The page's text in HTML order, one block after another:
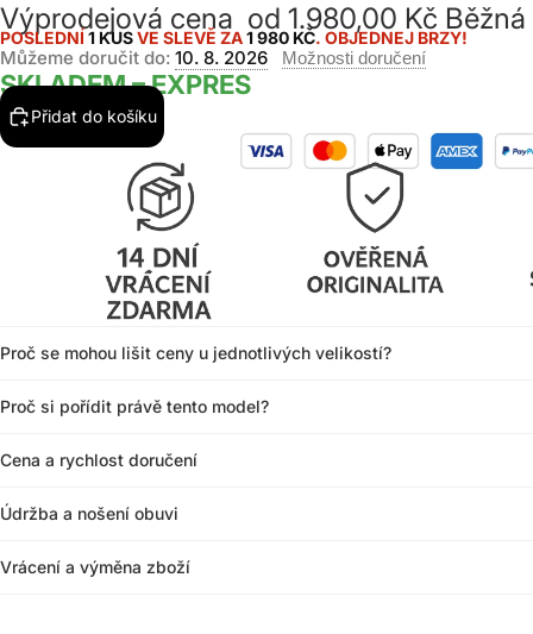
Výprodejová cena od 1.980,00 Kč
POSLEDNÍ 1 KUSVE SLEVĚ ZA1 980 KČ. OBJEDNEJ BRZY!
Můžeme doručit do: 10. 8. 2026 Možnosti doručení
SKLADEM – EXPRES
Přidat do košíku
Proč se mohou lišit ceny u jednotlivých velikostí?
Proč si pořídit právě tento model?
Cena a rychlost doručení
Údržba a nošení obuvi
Vrácení a výměna zboží